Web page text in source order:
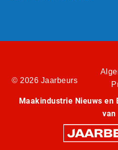
© 2026 Jaarbeurs
Maakindustrie Nieuws en
van